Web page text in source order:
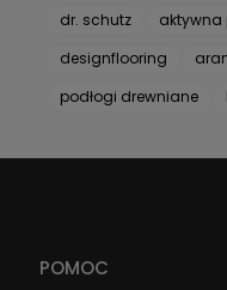
dr. schutz aktywna
designflooring
podłogi drewniane
POMOC